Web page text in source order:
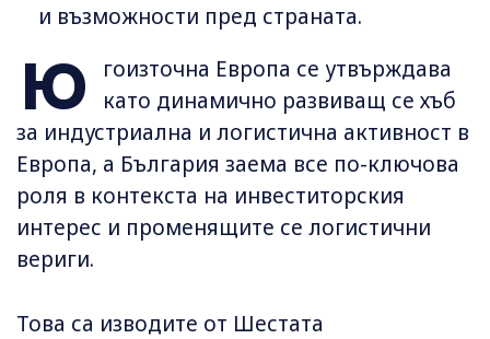
и възможности пред страната.
Ю
гоизточна Европа се утвърждава
като динамично развиващ се хъб
за индустриална и логистична активност в
Европа, а България заема все по-ключова
роля в контекста на инвеститорския
интерес и променящите се логистични
вериги.
Това са изводите от Шестата